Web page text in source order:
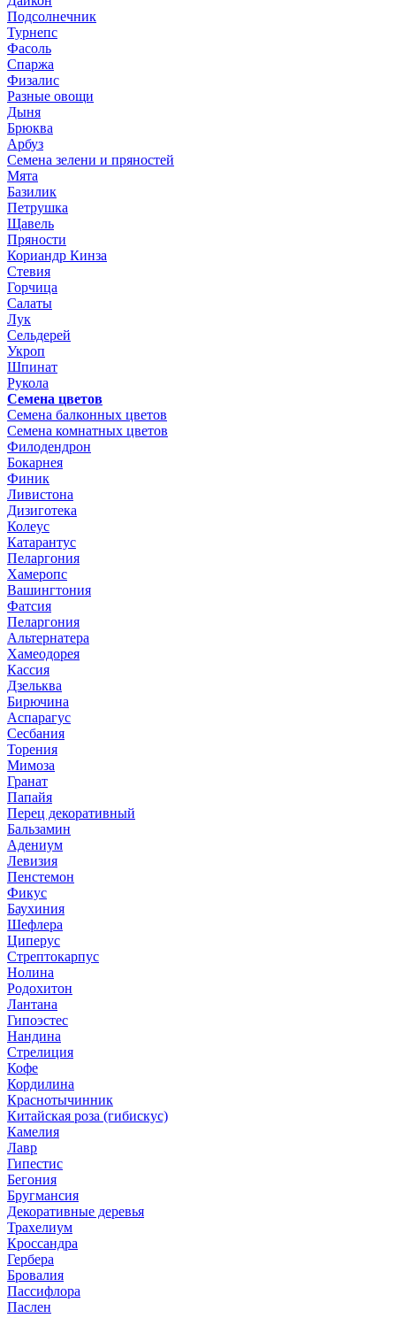
Подсолнечник
Турнепс
Фасоль
Спаржа
Физалис
Разные овощи
Дыня
Брюква
Арбуз
Семена зелени и пряностей
Мята
Базилик
Петрушка
Щавель
Пряности
Кориандр Кинза
Стевия
Горчица
Салаты
Лук
Сельдерей
Укроп
Шпинат
Рукола
Семена цветов
Семена балконных цветов
Семена комнатных цветов
Филодендрон
Бокарнея
Финик
Ливистона
Дизиготека
Колеус
Катарантус
Пеларгония
Хамеропс
Вашингтония
Фатсия
Пеларгония
Альтернатера
Хамеодорея
Кассия
Дзельква
Бирючина
Аспарагус
Сесбания
Торения
Мимоза
Гранат
Папайя
Перец декоративный
Бальзамин
Адениум
Левизия
Пенстемон
Фикус
Баухиния
Шефлера
Циперус
Стрептокарпус
Нолина
Родохитон
Лантана
Гипоэстес
Нандина
Стрелиция
Кофе
Кордилина
Краснотычинник
Китайская роза (гибискус)
Камелия
Лавр
Гипестис
Бегония
Бругмансия
Декоративные деревья
Трахелиум
Кроссандра
Гербера
Бровалия
Пассифлора
Паслен